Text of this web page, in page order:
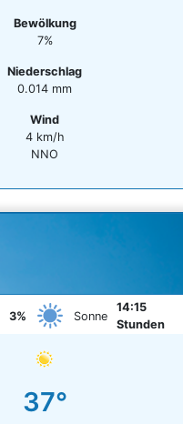
Bewölkung
7%
Niederschlag
0.014 mm
Wind
4 km/h
NNO
3% Sonne
14:15
Stunden
37°